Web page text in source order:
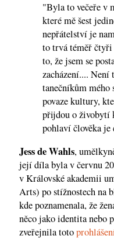
"Byla to večeře v
které mě šest
nepřátelství je
to trvá téměř čtyři
to, že jsem se
zacházení....
tanečníkům
povaze kultury,
přijdou o živobytí
pohlaví člověka
Jess de Wahls,
její díla byla v červnu
v Královské akademii
Arts) po stížnostech na
kde poznamenala, že
něco jako identita nebo
zveřejnila toto